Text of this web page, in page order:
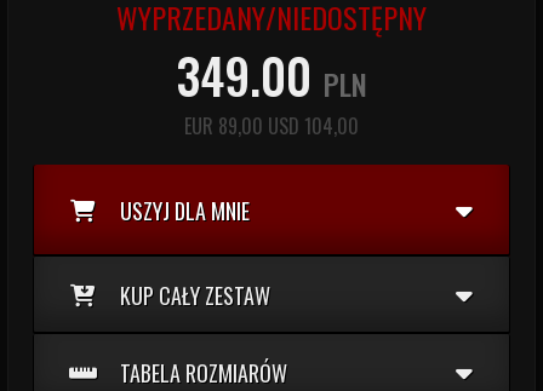
WYPRZEDANY/NIEDOSTĘPNY
349.00 PLN
EUR 89,00 USD 104,00
USZYJ DLA MNIE
KUP CAŁY ZESTAW
TABELA ROZMIARÓW